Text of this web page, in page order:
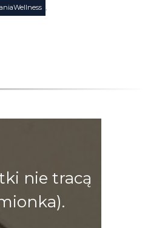
,
nie tracą